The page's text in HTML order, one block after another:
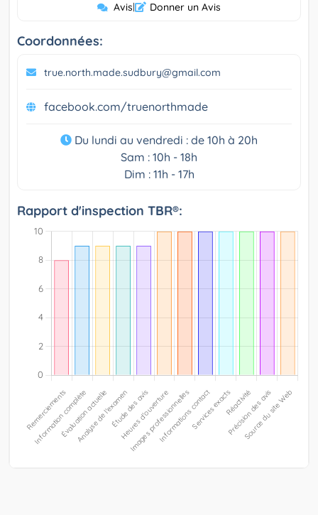
Avis| Donner un Avis
Coordonnées:
true.north.made.sudbury@gmail.com
facebook.com/truenorthmade
Du lundi au vendredi : de 10h à 20h
Sam : 10h - 18h
Dim : 11h - 17h
Rapport d'inspection TBR®: